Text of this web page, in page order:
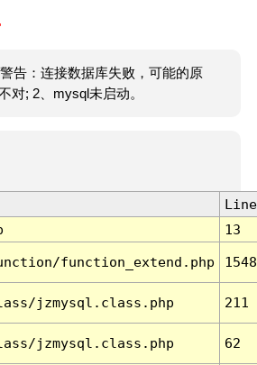
告：连接数据库失败，可能的原
对; 2、mysql未启动。
Line
13
function_extend.php 1548
jzmysql.class.php 211
jzmysql.class.php 62